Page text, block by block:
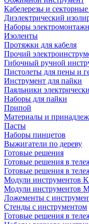
Кабелерезы и
Диэлектрический
Наборы
Изоленты
Протяжки для кабеля
Прочий
Гибочный ручной
Пистолеты для пены и
Инструмент для пайки
Паяльники
Наборы для пайки
Припой
Материалы и
Пасты
Наборы пинцетов
Выжигатели по дереву
Готовые решения
Готовые решения в
Готовые решения в
Модули инструментов
Модули
Ложементы с
Стенды с инструментом
Готовые решения в